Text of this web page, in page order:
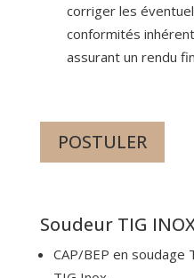
corriger les
conformités
assurant un rendu
POSTULER
Soudeur TIG
CAP/BEP en soudage